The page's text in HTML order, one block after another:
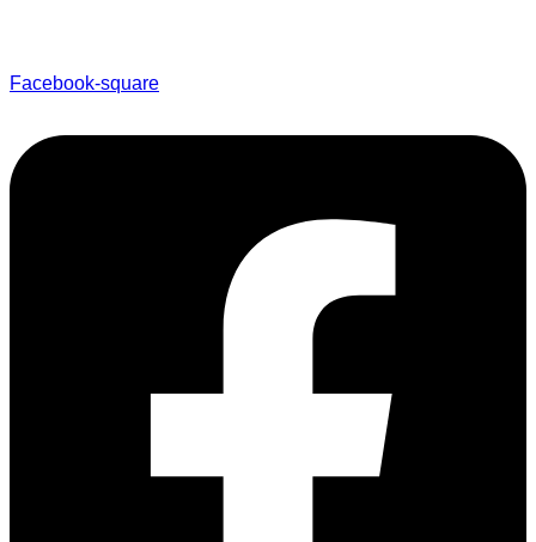
Facebook-square